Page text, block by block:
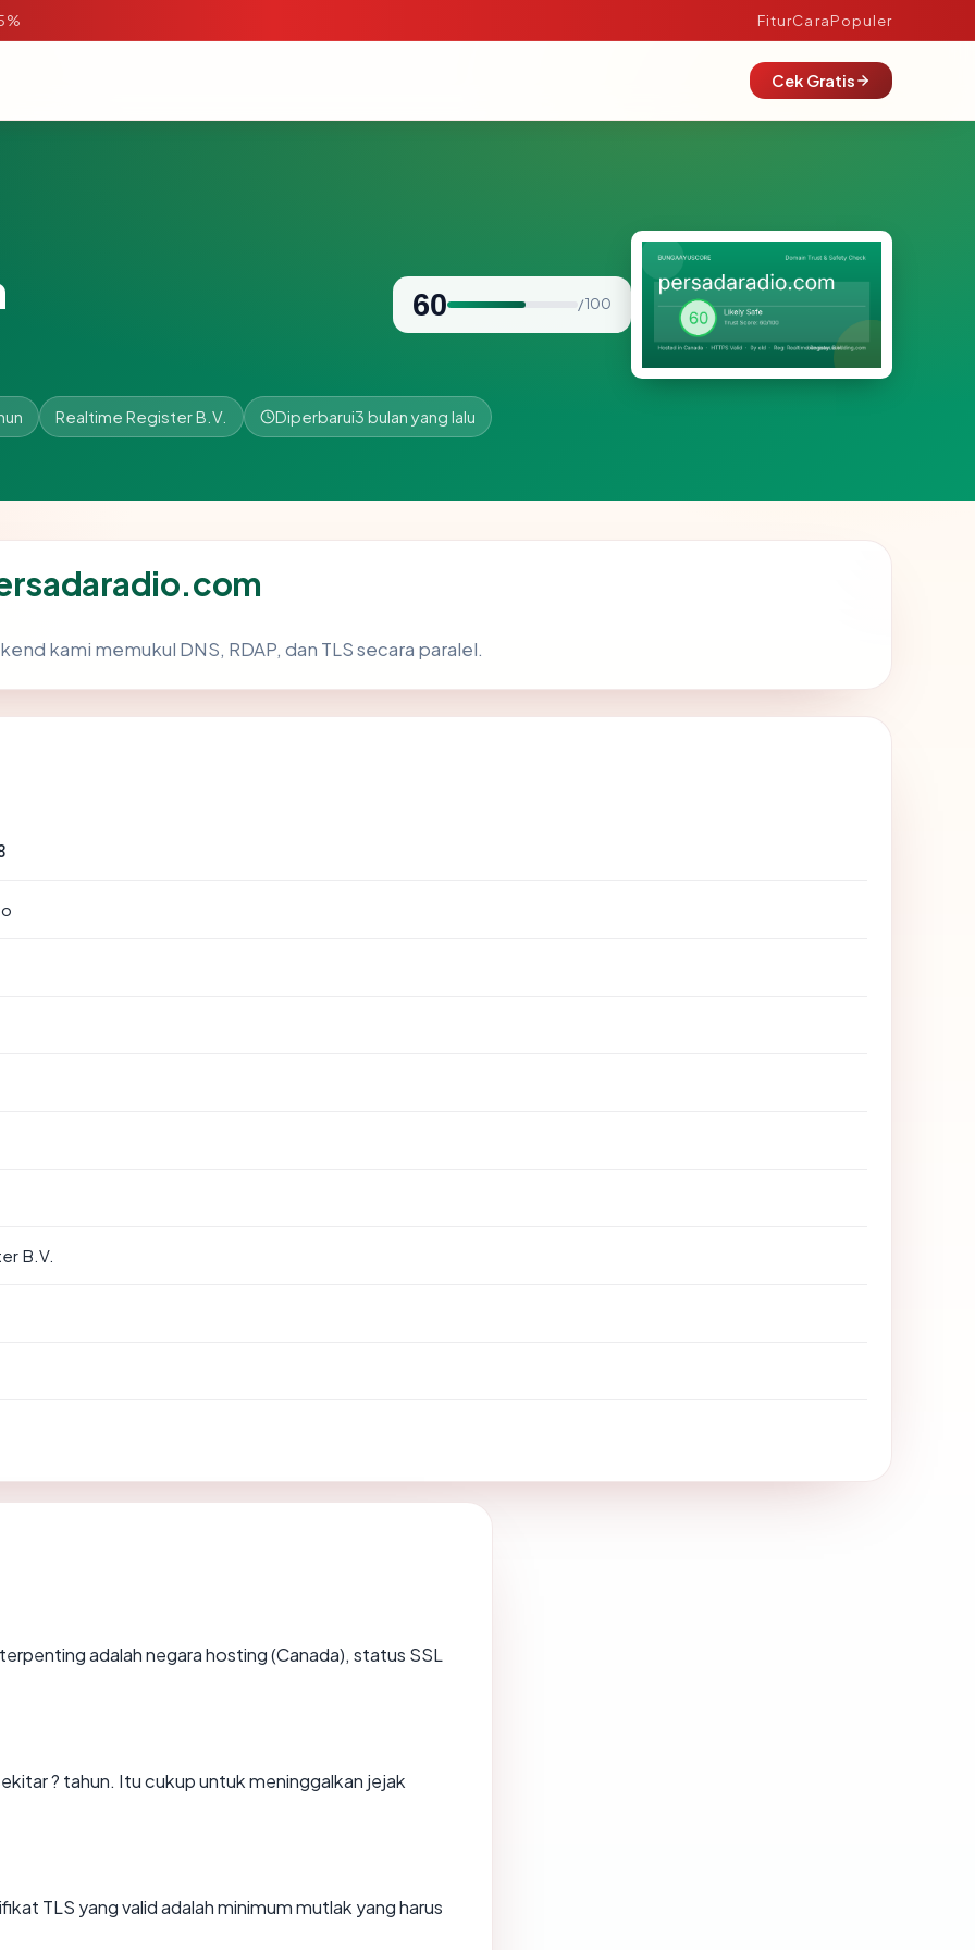
FiturCaraPopuler
Cek Gratis
60 / 100
Realtime Register B.V. Diperbarui3 bulan yang lalu
kami memukul DNS, RDAP, dan TLS secara paralel.
B.V.
adalah negara hosting (Canada), status SSL
? tahun. Itu cukup untuk meninggalkan jejak
TLS yang valid adalah minimum mutlak yang harus